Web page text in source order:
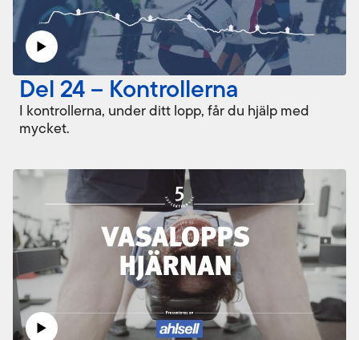
Del 24 – Kontrollerna
I kontrollerna, under ditt lopp, får du hjälp med
mycket.